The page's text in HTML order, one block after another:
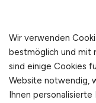
IT-
Desk &
(m|w|d)
Münchener
vor 5 Tagen
Wir verwenden
bestmöglich und mit
sind einige Cookies
Website notwendig,
Ihnen personalisierte